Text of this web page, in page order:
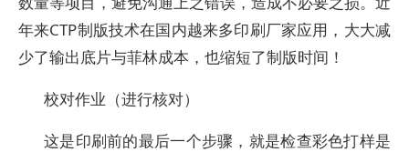
年来CTP制版技术在国内越来多印刷厂家应用，大大减
少了输出底片与菲林成本，也缩短了制版时间！
校对作业（进行核对）
这是印刷前的最后一个步骤，就是检查彩色打样是